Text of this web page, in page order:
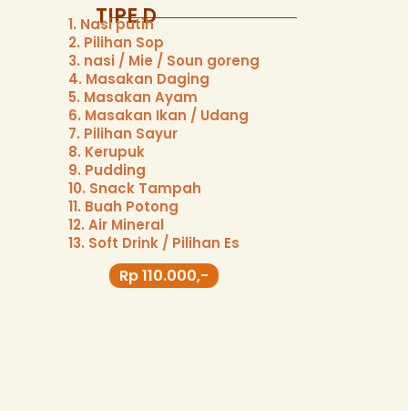
TIPE D
1. Nasi putih
2. Pilihan Sop
3. nasi / Mie / Soun goreng
4. Masakan Daging
5. Masakan Ayam
6. Masakan Ikan / Udang
7. Pilihan Sayur
8. Kerupuk
9. Pudding
10. Snack Tampah
11. Buah Potong
12. Air Mineral
13. Soft Drink / Pilihan Es
Rp 110.000,-